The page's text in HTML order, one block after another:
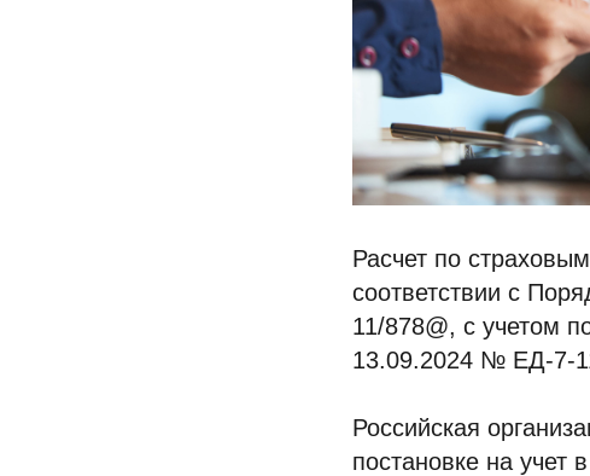
Расчет по
соответствии с
11/878@, с учетом
13.09.2024 № ЕД-7-
Российская
постановке на учет